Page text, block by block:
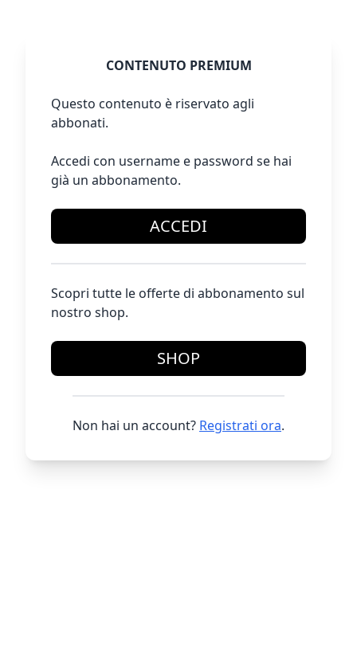
CONTENUTO PREMIUM
Questo contenuto è riservato agli
abbonati.
Accedi con username e password se hai
già un abbonamento.
ACCEDI
Scopri tutte le offerte di abbonamento sul
nostro shop.
SHOP
Non hai un account? Registrati ora.